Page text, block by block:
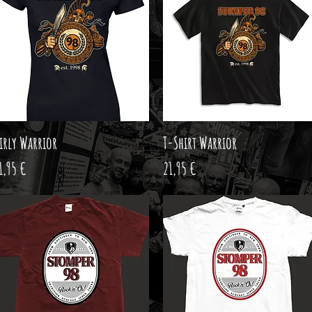
Schnellansicht
Warrior
€
Schnellansicht
T-Shirt Warrior
Preis
21,95 €